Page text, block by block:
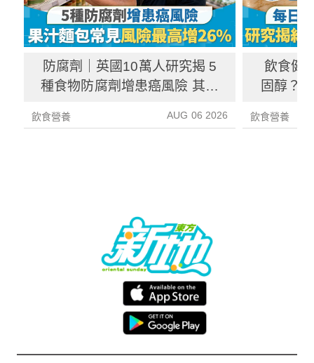
防腐劑｜英國10萬人研究揭 5
種食物防腐劑增患癌風險 其中
飲食營養 AUG 06 2026
飲食健
固醇？
飲食營養